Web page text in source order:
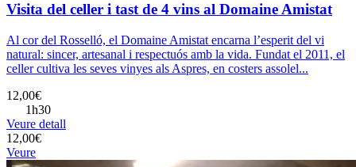
Visita del celler i tast de 4 vins al Domaine Amistat
Al cor del Rosselló, el Domaine Amistat encarna l’esperit del vi
natural: sincer, artesanal i respectuós amb la vida. Fundat el 2011, el
celler cultiva les seves vinyes als Aspres, en costers assolel...
12,00€
1h30
Veure detall
12,00€
Veure